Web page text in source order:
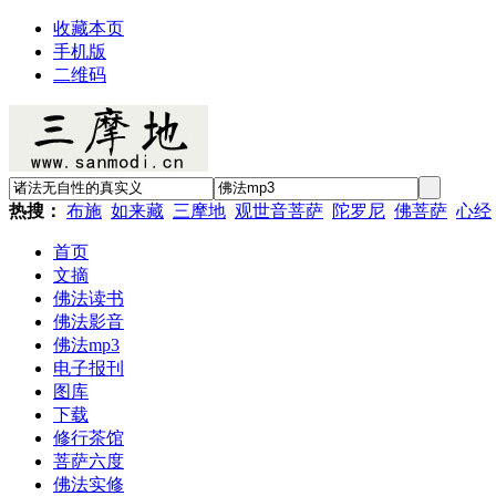
收藏本页
手机版
二维码
热搜： 布施 如来藏 三摩地 观世音菩萨 陀罗尼 佛菩萨 心经
首页
文摘
佛法读书
佛法影音
佛法mp3
电子报刊
图库
下载
修行茶馆
菩萨六度
佛法实修